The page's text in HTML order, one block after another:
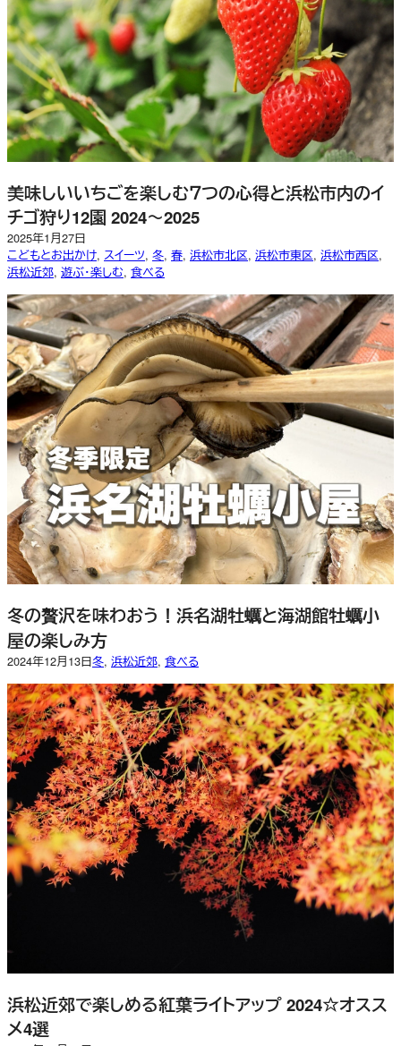
美味しいいちごを楽しむ７つの心得と浜松市内のイ
チゴ狩り12園 2024～2025
2025年1月27日
こどもとお出かけ, スイーツ, 冬, 春, 浜松市北区, 浜松市東区, 浜松市西区
浜松近郊, 遊ぶ・楽しむ, 食べる
冬の贅沢を味わおう！浜名湖牡蠣と海湖館牡蠣小
屋の楽しみ方
2024年12月13日冬, 浜松近郊, 食べる
浜松近郊で楽しめる紅葉ライトアップ 2024☆オスス
メ4選